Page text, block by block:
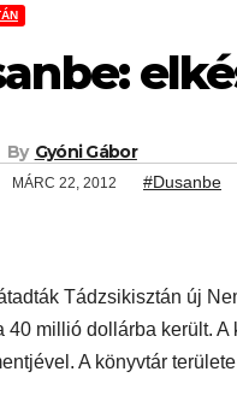
By Gyóni Gábor
MÁRC 22, 2012 #Dusanbe
Tádzsikisztán új
40 millió dollárba került.
A könyvtár